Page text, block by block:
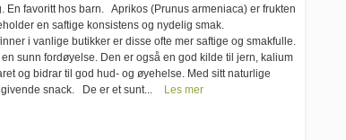
favoritt hos barn. Aprikos (Prunus armeniaca) er frukten
en saftige konsistens og nydelig smak.
i vanlige butikker er disse ofte mer saftige og smakfulle.
sunn fordøyelse. Den er også en god kilde til jern, kalium
og bidrar til god hud- og øyehelse. Med sitt naturlige
snack. De er et sunt...
Les mer